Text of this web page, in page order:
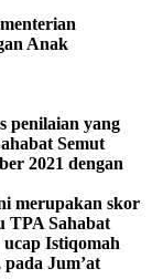
Anak
penilaian yang
Semut
2021 dengan
skor
TPA Sahabat
Istiqomah
Jum’at